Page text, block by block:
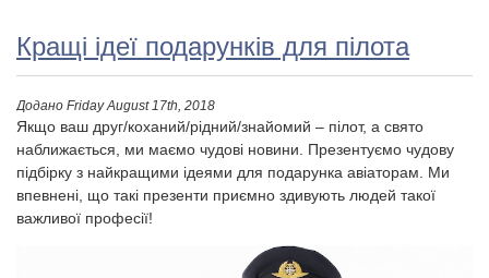
Кращі ідеї подарунків для пілота
Додано Friday August 17th, 2018
Якщо ваш друг/коханий/рідний/знайомий – пілот, а свято
наближається, ми маємо чудові новини. Презентуємо чудову
підбірку з найкращими ідеями для подарунка авіаторам. Ми
впевнені, що такі презенти приємно здивують людей такої
важливої професії!